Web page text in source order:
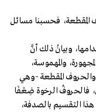
المقطعة، فحسبنا مسائل
وبيانُ ذلك أنَّ
والمهموسة،
المقطعة -وهي
فالحروفُ الرخوة ضِعْفَا
التقسيم بالصدفة،